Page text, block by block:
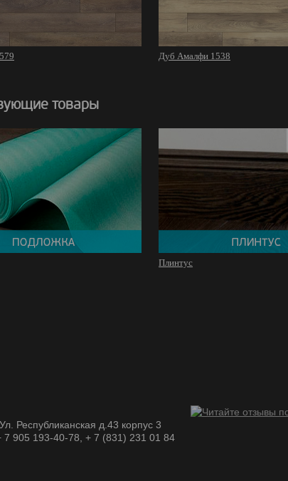
Дуб Амалфи 1538
товары
Плинтус
Республиканская д.43 корпус 3
7 905 193-40-78, + 7 (831) 231 01 84